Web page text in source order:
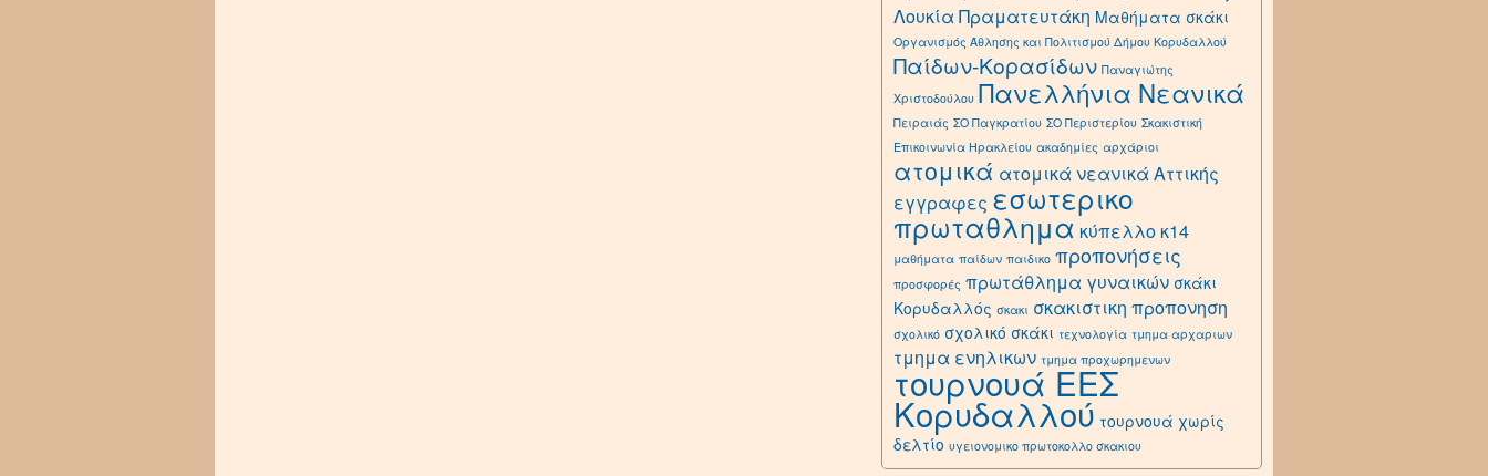
Λουκία Πραματευτάκη Μαθήματα σκάκι
Οργανισμός Άθλησης και Πολιτισμού Δήμου Κορυδαλλού
Παίδων-Κορασίδων Παναγιώτης
Χριστοδούλου Πανελλήνια Νεανικά
Πειραιάς ΣΟ Παγκρατίου ΣΟ Περιστερίου Σκακιστική
Επικοινωνία Ηρακλείου ακαδημίες αρχάριοι
ατομικά ατομικά νεανικά Αττικής
εγγραφες εσωτερικο
πρωταθλημα κύπελλο κ14
μαθήματα παίδων παιδικο προπονήσεις
προσφορές πρωτάθλημα γυναικών σκάκι
Κορυδαλλός σκακι σκακιστικη προπονηση
σχολικό σχολικό σκάκι τεχνολογία τμημα αρχαριων
τμημα ενηλικων τμημα προχωρημενων
τουρνουά ΕΕΣ
Κορυδαλλού τουρνουά χωρίς
δελτίο υγειονομικο πρωτοκολλο σκακιου